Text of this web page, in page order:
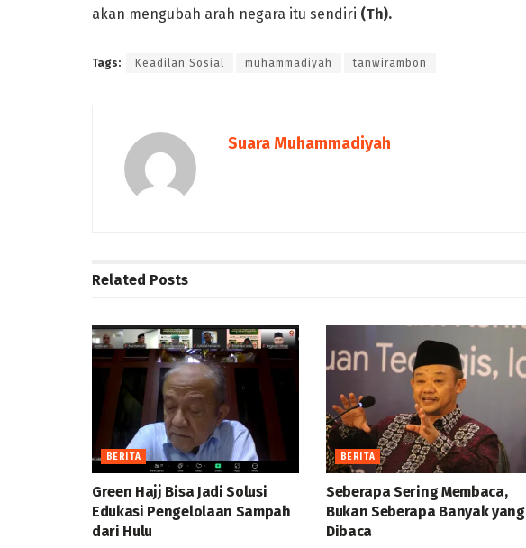
akan mengubah arah negara itu sendiri (Th).
Tags: Keadilan Sosial muhammadiyah tanwirambon
Suara Muhammadiyah
Related Posts
BERITA
Green Hajj Bisa Jadi Solusi
Edukasi Pengelolaan Sampah
dari Hulu
BERITA
Seberapa Sering Membaca,
Bukan Seberapa Banyak yang
Dibaca